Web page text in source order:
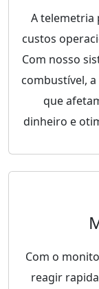
A telemetria
custos
Com nosso
combustível,
que
dinheiro e
Com o
reagir